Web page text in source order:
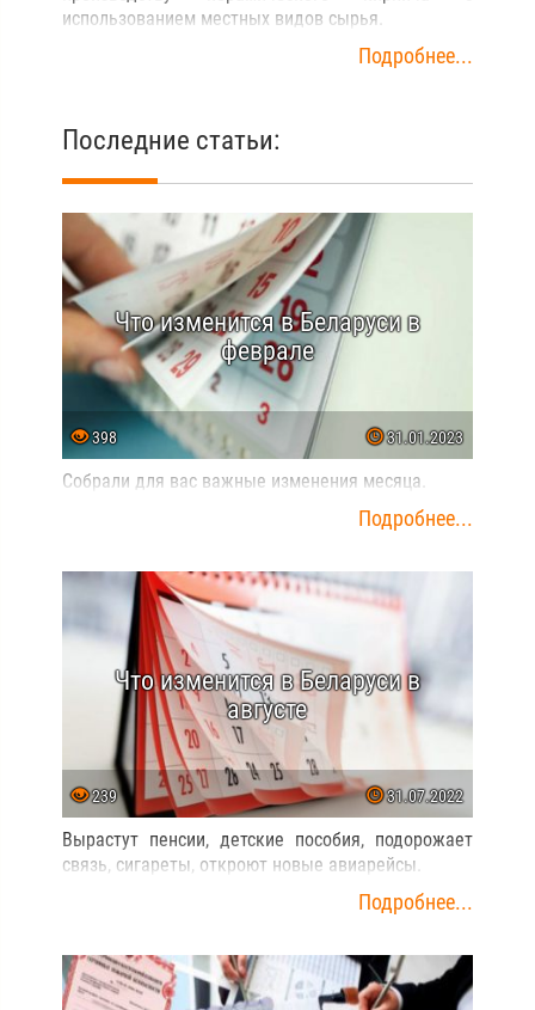
использованием местных видов сырья.
Подробнее...
Последние статьи:
Что изменится в Беларуси в
феврале
398 31.01.2023
Собрали для вас важные изменения месяца.
Подробнее...
Что изменится в Беларуси в
августе
239 31.07.2022
Вырастут пенсии, детские пособия, подорожает
связь, сигареты, откроют новые авиарейсы.
Подробнее...